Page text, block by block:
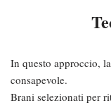
In questo approccio,
consapevole.
Brani selezionati per